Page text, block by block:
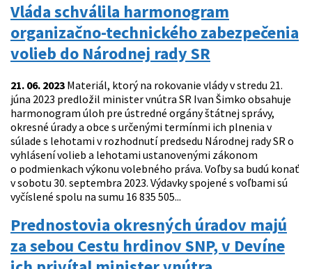
Vláda schválila harmonogram
organizačno-technického zabezpečenia
volieb do Národnej rady SR
21. 06. 2023 Materiál, ktorý na rokovanie vlády v stredu 21.
júna 2023 predložil minister vnútra SR Ivan Šimko obsahuje
harmonogram úloh pre ústredné orgány štátnej správy,
okresné úrady a obce s určenými termínmi ich plnenia v
súlade s lehotami v rozhodnutí predsedu Národnej rady SR o
vyhlásení volieb a lehotami ustanovenými zákonom
o podmienkach výkonu volebného práva. Voľby sa budú konať
v sobotu 30. septembra 2023. Výdavky spojené s voľbami sú
vyčíslené spolu na sumu 16 835 505...
Prednostovia okresných úradov majú
za sebou Cestu hrdinov SNP, v Devíne